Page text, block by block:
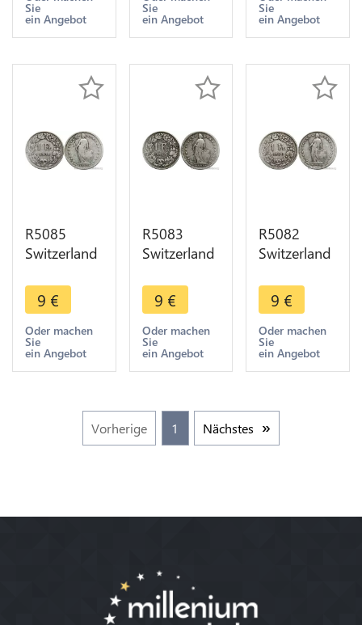
-> Make
offer
Sie
ein Angebot
-> Make
offer
Sie
ein Angebot
-> Make
offer
Sie
ein Angebot
R5085
Switzerland
Helvetia
1904 B
Berne Silver
-> Make
offer
9 €
Oder machen
Sie
ein Angebot
R5083
Switzerland
Helvetia
1906 B
Berne Silver
-> Make
offer
9 €
Oder machen
Sie
ein Angebot
R5082
Switzerland
Helvetia
1906 B
Berne Silver
-> Make
offer
9 €
Oder machen
Sie
ein Angebot
Vorherige 1 Nächstes